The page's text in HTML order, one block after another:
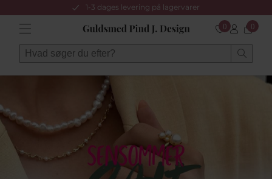
1-3 dages levering på lagervarer
0 0